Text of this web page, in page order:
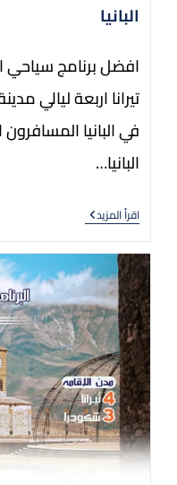
البانيا
تيرانا اربعة ليالي
في البانيا
البانيا…
اقرأ المزيد